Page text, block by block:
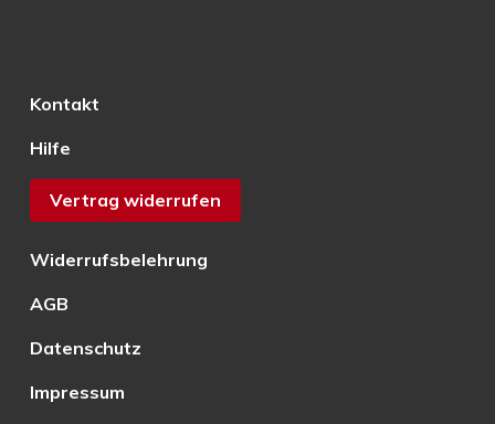
Kontakt
Hilfe
Vertrag widerrufen
Widerrufsbelehrung
AGB
Datenschutz
Impressum